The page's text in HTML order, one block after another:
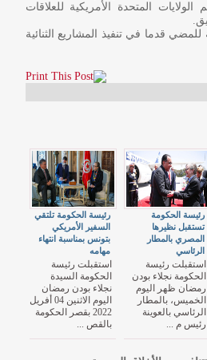
المتحدة الأمريكية للعلاقات
قدما في تنفيذ المشاريع الثنائية
رئيسة الحكومة تلتقي
السفير الأمريكي
بتونس بمناسبة انتهاء
مهامه
استقبلت رئيسة
الحكومة السيدة
نجلاء بودن رمضان
اليوم الاثنين 04 أفريل
2022 بقصر الحكومة
بالقص ...
رئيسة الحكومة
تستقبل نظيرها
المصري بالمطار
الرئاسي
استقبلت رئيسة
الحكومة نجلاء بودن
رمضان ظهر اليوم
الخميس، بالمطار
الرئاسي بالعوينة
رئيس م ...